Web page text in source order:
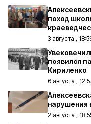
поход
3 августа ,
появился
Кириленко
6 августа ,
нарушения
2 августа ,